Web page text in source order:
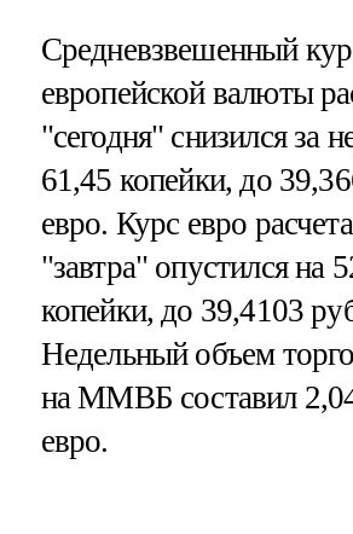
Средневзвешенный
европейской валюты
"сегодня" снизился за
61,45 копейки, до
евро. Курс евро
"завтра" опустился на
копейки, до 39,4103
Недельный объем
на ММВБ составил
евро.